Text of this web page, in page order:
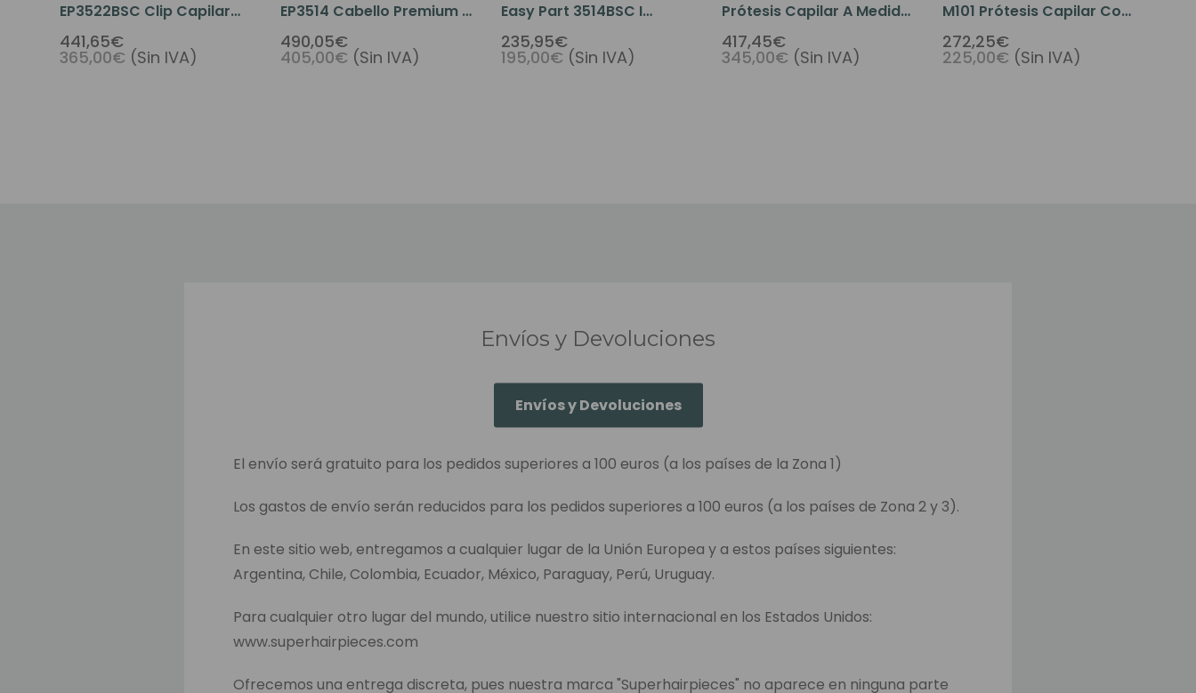
EP3522BSC Clip Capilar
Para La Raya Del Pelo
441,65€
365,00€ (Sin IVA)
EP3514 Cabello Premium I
Clip Capilar Para La Raya
Del Cabello
490,05€
405,00€ (Sin IVA)
Easy Part 3514BSC I
Prótesis Capilar De Mujer
Para La Raya Del Cabello
235,95€
195,00€ (Sin IVA)
Prótesis Capilar A Medida
Para Mujer Con
Monofilamento De Seda Y
417,45€
345,00€ (Sin IVA)
M101 Prótesis Capilar Con
Pelo Afro
272,25€
225,00€ (Sin IVA)
Envíos y Devoluciones
Envíos y Devoluciones
El envío será gratuito para los pedidos superiores a 100 euros (a los países de la Zona 1)
Los gastos de envío serán reducidos para los pedidos superiores a 100 euros (a los países de Zona 2 y 3).
En este sitio web, entregamos a cualquier lugar de la Unión Europea y a estos países siguientes:
Argentina, Chile, Colombia, Ecuador, México, Paraguay, Perú, Uruguay.
Para cualquier otro lugar del mundo, utilice nuestro sitio internacional en los Estados Unidos:
www.superhairpieces.com
Ofrecemos una entrega discreta, pues nuestra marca "Superhairpieces" no aparece en ninguna parte